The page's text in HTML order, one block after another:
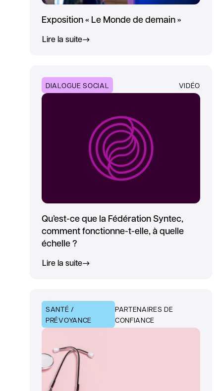
Exposition « Le Monde de demain »
Lire la suite
DIALOGUE SOCIAL VIDÉO
Qu’est-ce que la Fédération Syntec,
comment fonctionne-t-elle, à quelle
échelle ?
Lire la suite
SANTÉ /
PRÉVOYANCE
PARTENAIRES DE
CONFIANCE